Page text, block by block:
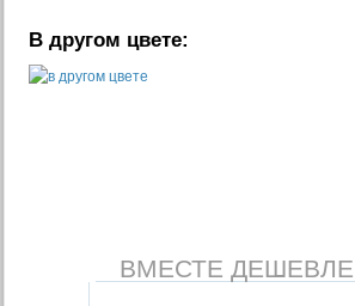
В другом цвете:
ВМЕСТЕ ДЕШЕВЛЕ